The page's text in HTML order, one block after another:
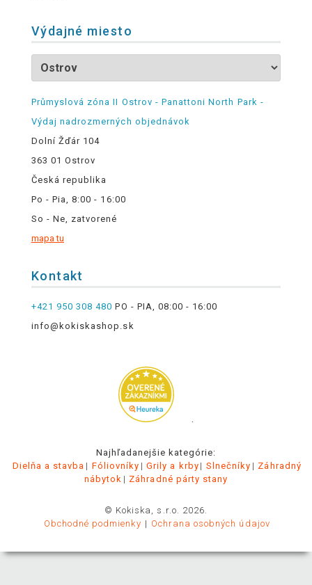
Výdajné miesto
Průmyslová zóna II Ostrov - Panattoni North Park -
Výdaj nadrozmerných objednávok
Dolní Žďár 104
363 01 Ostrov
Česká republika
Po - Pia, 8:00 - 16:00
So - Ne, zatvorené
mapa tu
Kontakt
+421 950 308 480 PO - PIA, 08:00 - 16:00
info@kokiskashop.sk
.
Najhľadanejšie kategórie:
Dielňa a stavba
Fóliovníky Grily a krby Slnečníky
Záhradný
nábytok
Záhradné párty stany
© Kokiska, s.r.o. 2026.
Obchodné podmienky
Ochrana osobných údajov